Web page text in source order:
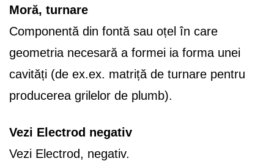
Moră, turnare
Componentă din fontă sau oțel în care
geometria necesară a formei ia forma unei
cavități (de ex.ex. matriță de turnare pentru
producerea grilelor de plumb).
Vezi Electrod negativ
Vezi Electrod, negativ.